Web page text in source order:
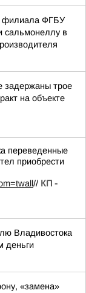
филиала ФГБУ
в
задержаны трое
на объекте
переведенные
приобрести
// КП -
Владивостока
деньги
«замена»